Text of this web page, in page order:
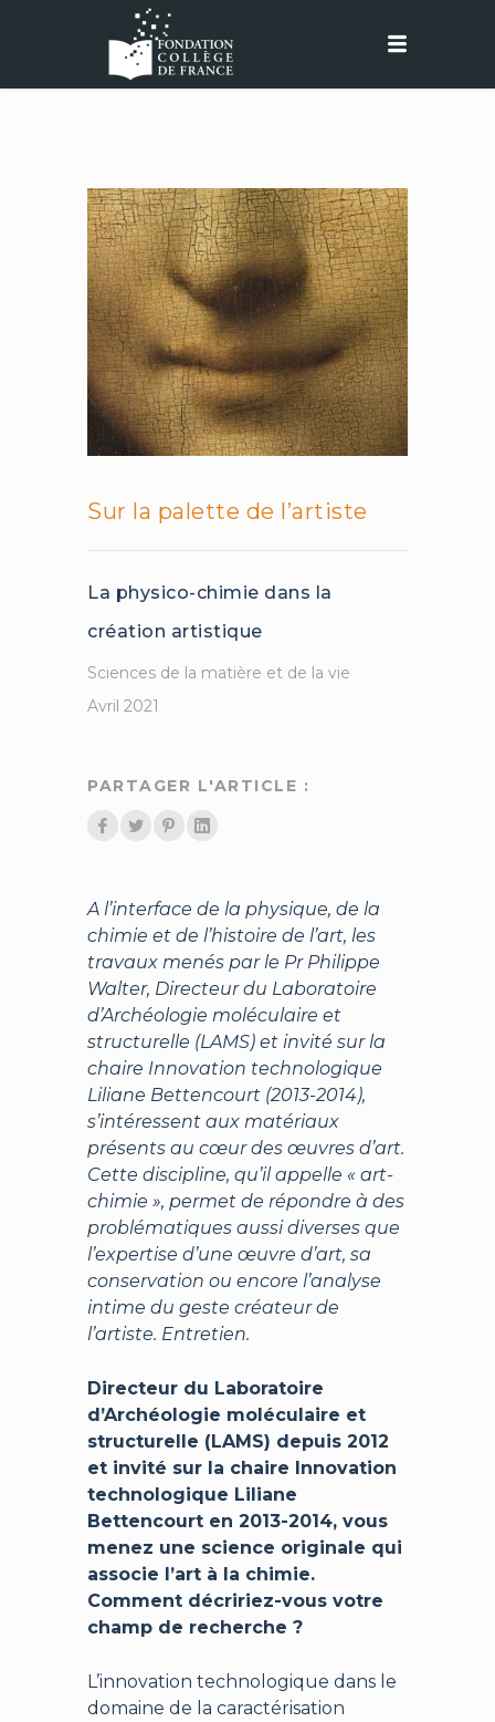
Sur la palette de l’artiste
La physico-chimie dans la
création artistique
Sciences de la matière et de la vie
Avril 2021
PARTAGER L'ARTICLE :
A l’interface de la physique, de la
chimie et de l’histoire de l’art, les
travaux menés par le Pr Philippe
Walter, Directeur du Laboratoire
d’Archéologie moléculaire et
structurelle (LAMS) et invité sur la
chaire Innovation technologique
Liliane Bettencourt (2013-2014),
s’intéressent aux matériaux
présents au cœur des œuvres d’art.
Cette discipline, qu’il appelle « art-
chimie », permet de répondre à des
problématiques aussi diverses que
l’expertise d’une œuvre d’art, sa
conservation ou encore l’analyse
intime du geste créateur de
l’artiste. Entretien.
Directeur du Laboratoire
d’Archéologie moléculaire et
structurelle (LAMS) depuis 2012
et invité sur la chaire Innovation
technologique Liliane
Bettencourt en 2013-2014, vous
menez une science originale qui
associe l’art à la chimie.
Comment décririez-vous votre
champ de recherche ?
L’innovation technologique dans le
domaine de la caractérisation